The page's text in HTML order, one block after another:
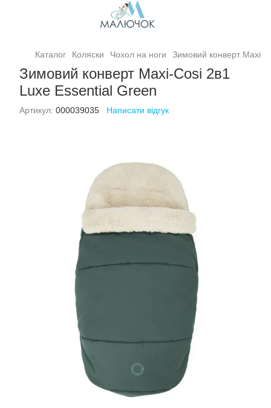
Каталог Коляски Чохол на ноги Зимовий конверт Maxi-
Зимовий конверт Maxi-Cosi 2в1
Luxe Essential Green
Артикул: 000039035 Написати відгук